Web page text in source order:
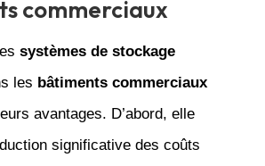
commerciaux
systèmes de stockage
les bâtiments commerciaux
avantages. D’abord, elle
significative des coûts